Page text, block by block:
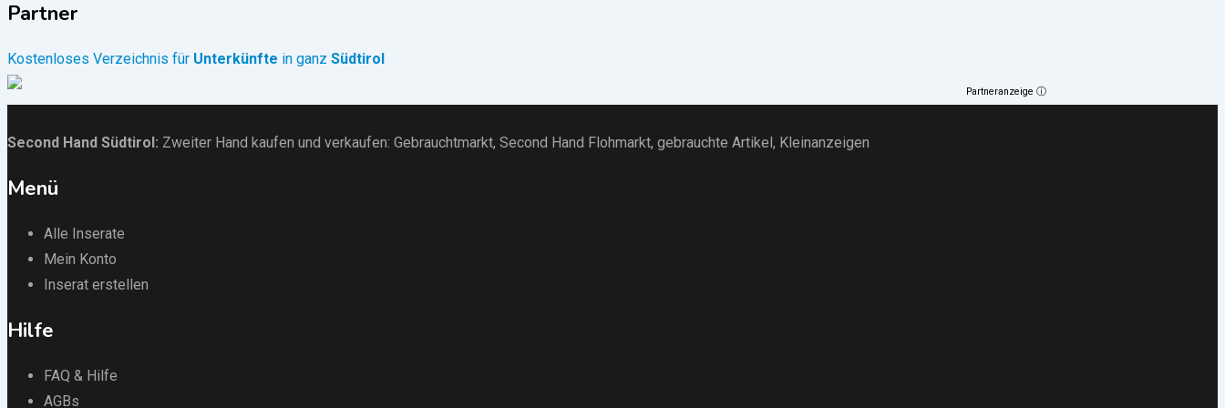
Partner
Kostenloses Verzeichnis für Unterkünfte in ganz Südtirol
Partneranzeige ⓘ
Second Hand Südtirol : Zweiter Hand kaufen und verkaufen: Gebrauchtmarkt, Second Hand Flohmarkt, gebrauchte Artikel , Kleinanzeigen
Menü
Alle Inserate
Mein Konto
Inserat erstellen
Hilfe
FAQ & Hilfe
AGBs